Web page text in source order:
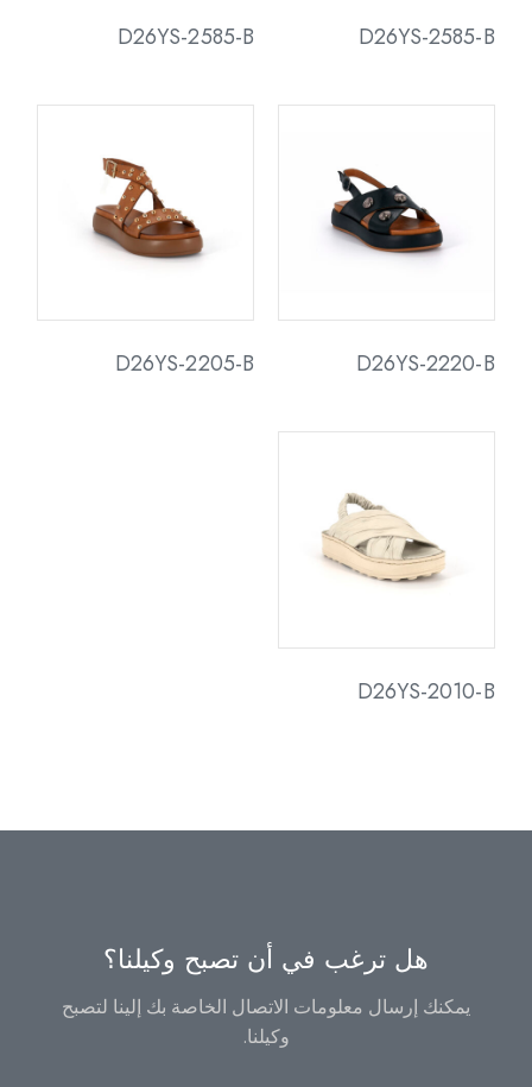
D26YS-2585-B
D26YS-2585-B
D26YS-2220-B
D26YS-2205-B
D26YS-2010-B
هل ترغب في أن تصبح وكيلنا؟
يمكنك إرسال معلومات الاتصال الخاصة بك إلينا لتصبح
وكيلنا.